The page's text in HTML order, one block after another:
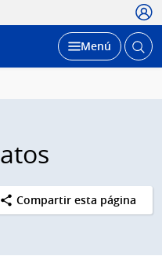
Desplegar
Menú Abrir
Compartir esta página